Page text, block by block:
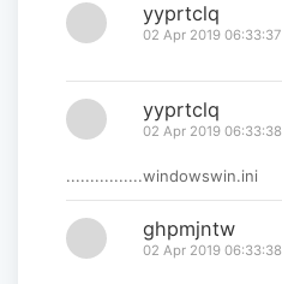
yyprtclq
02 Apr 2019 06:33:37
yyprtclq
02 Apr 2019 06:33:38
................windowswin.ini
ghpmjntw
02 Apr 2019 06:33:38